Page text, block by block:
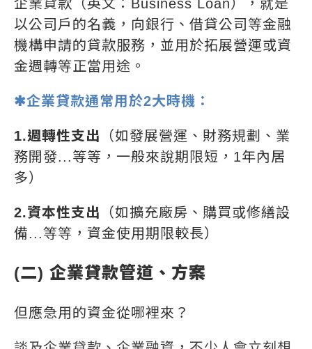
企業貸款（英文：Business Loan），就是
以公司戶的名義，向銀行、借貸公司等金融
機構申請的貸款服務，並用於拓展營運或資
金週轉等正當用途。
✱企業貸款通常用於2大時機：
1.週轉性支出 （如發展營運、財務規劃、業
務開發...等等，一般來說期限短，1年內居
多）
2.資本性支出 （如擴充廠房、購買或修繕設
備...等等，資金使用期限較長）
(二) 企業貸款管道、方案
但應急用的資金從哪裡來？